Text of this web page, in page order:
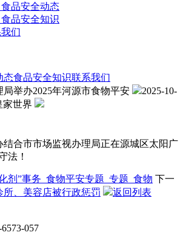
食品安全动态
食品安全知识
们
态食品安全知识联系我们
举办2025年河源市食物平安
2025-10-
家世界
合市市场监视办理局正在源城区太阳广
法！
剂”事务_食物平安专题_专题_食物 下一
所、美容店被行政惩罚 返回列表
057